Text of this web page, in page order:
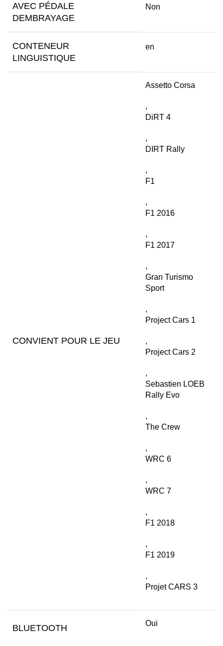
AVEC PÉDALE
DEMBRAYAGE
Non
CONTENEUR
LINGUISTIQUE
en
CONVIENT POUR LE JEU
Assetto Corsa
,
DiRT 4
,
DIRT Rally
,
F1
,
F1 2016
,
F1 2017
,
Gran Turismo
Sport
,
Project Cars 1
,
Project Cars 2
,
Sebastien LOEB
Rally Evo
,
The Crew
,
WRC 6
,
WRC 7
,
F1 2018
,
F1 2019
,
Projet CARS 3
BLUETOOTH Oui